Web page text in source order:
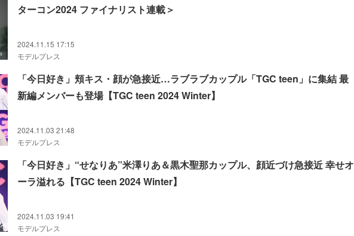
ターコン2024 ファイナリスト連載＞
2024.11.15 17:15
モデルプレス
「今日好き」頬キス・顔が急接近…ラブラブカップル「TGC teen」に集結 最
新編メンバーも登場【TGC teen 2024 Winter】
2024.11.03 21:48
モデルプレス
「今日好き」“せなりあ”米澤りあ＆黒木聖那カップル、顔近づけ急接近 幸せオ
ーラ溢れる【TGC teen 2024 Winter】
2024.11.03 19:41
モデルプレス